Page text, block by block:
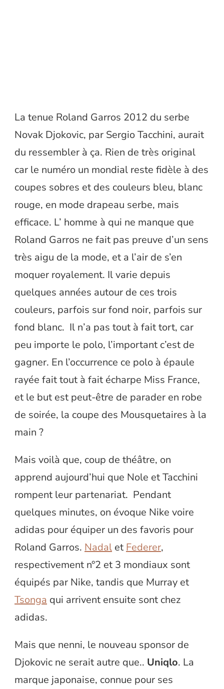
La tenue Roland Garros 2012 du serbe
Novak Djokovic, par Sergio Tacchini, aurait
du ressembler à ça. Rien de très original
car le numéro un mondial reste fidèle à des
coupes sobres et des couleurs bleu, blanc
rouge, en mode drapeau serbe, mais
efficace. L’ homme à qui ne manque que
Roland Garros ne fait pas preuve d’un sens
très aigu de la mode, et a l’air de s’en
moquer royalement. Il varie depuis
quelques années autour de ces trois
couleurs, parfois sur fond noir, parfois sur
fond blanc. Il n’a pas tout à fait tort, car
peu importe le polo, l’important c’est de
gagner. En l’occurrence ce polo à épaule
rayée fait tout à fait écharpe Miss France,
et le but est peut-être de parader en robe
de soirée, la coupe des Mousquetaires à la
main ?
Mais voilà que, coup de théâtre, on
apprend aujourd’hui que Nole et Tacchini
rompent leur partenariat. Pendant
quelques minutes, on évoque Nike voire
adidas pour équiper un des favoris pour
Roland Garros. Nadal et Federer,
respectivement n°2 et 3 mondiaux sont
équipés par Nike, tandis que Murray et
Tsonga qui arrivent ensuite sont chez
adidas.
Mais que nenni, le nouveau sponsor de
Djokovic ne serait autre que.. Uniqlo. La
marque japonaise, connue pour ses